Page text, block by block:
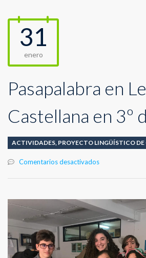
31
enero
Pasapalabra en
Castellana en 3º
ACTIVIDADES, PROYECTO LINGÜÍSTICO
Comentarios desactivadosen
Pasapalabra
Lengua
Castellana
en
3º